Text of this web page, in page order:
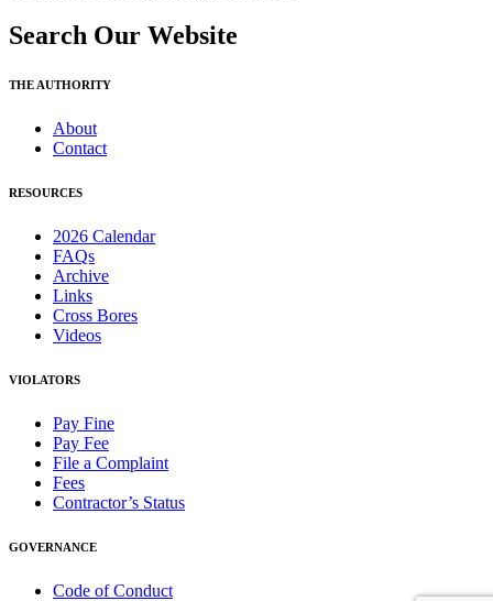
Search Our Website
THE AUTHORITY
About
Contact
RESOURCES
2026 Calendar
FAQs
Archive
Links
Cross Bores
Videos
VIOLATORS
Pay Fine
Pay Fee
File a Complaint
Fees
Contractor’s Status
GOVERNANCE
Code of Conduct